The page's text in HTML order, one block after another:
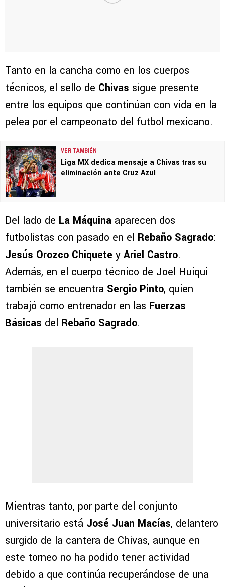
Tanto en la cancha como en los cuerpos
técnicos, el sello de Chivas sigue presente
entre los equipos que continúan con vida en la
pelea por el campeonato del futbol mexicano.
VER TAMBIÉN
Liga MX dedica mensaje a Chivas tras su
eliminación ante Cruz Azul
Del lado de La Máquina aparecen dos
futbolistas con pasado en el Rebaño Sagrado:
Jesús Orozco Chiquete y Ariel Castro.
Además, en el cuerpo técnico de Joel Huiqui
también se encuentra Sergio Pinto, quien
trabajó como entrenador en las Fuerzas
Básicas del Rebaño Sagrado.
Mientras tanto, por parte del conjunto
universitario está José Juan Macías, delantero
surgido de la cantera de Chivas, aunque en
este torneo no ha podido tener actividad
debido a que continúa recuperándose de una